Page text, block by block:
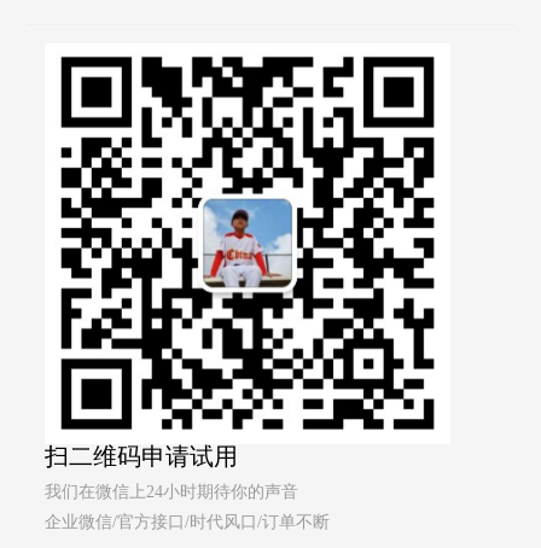
扫二维码申请试用
我们在微信上24小时期待你的声音
企业微信/官方接口/时代风口/订单不断